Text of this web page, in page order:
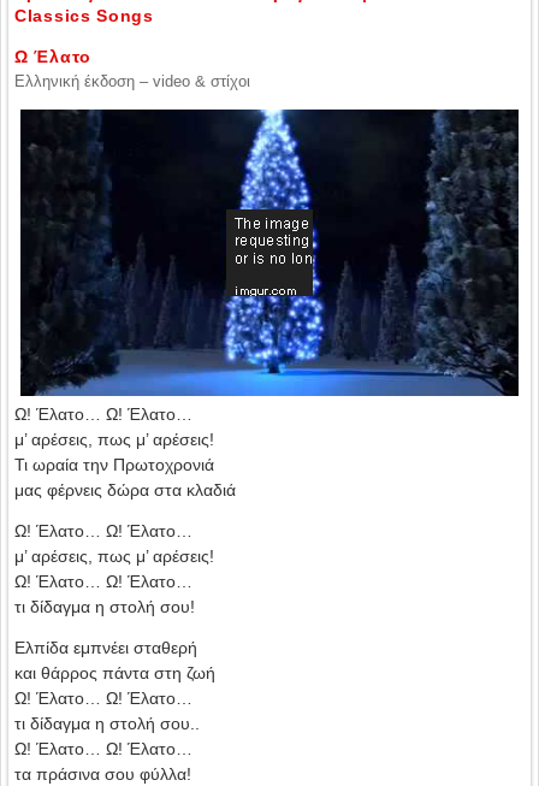
Classics Songs
Ω Έλατο
Ελληνική έκδοση – video & στίχοι
Ω! Έλατο… Ω! Έλατο…
μ’ αρέσεις, πως μ’ αρέσεις!
Τι ωραία την Πρωτοχρονιά
μας φέρνεις δώρα στα κλαδιά
Ω! Έλατο… Ω! Έλατο…
μ’ αρέσεις, πως μ’ αρέσεις!
Ω! Έλατο… Ω! Έλατο…
τι δίδαγμα η στολή σου!
Ελπίδα εμπνέει σταθερή
και θάρρος πάντα στη ζωή
Ω! Έλατο… Ω! Έλατο…
τι δίδαγμα η στολή σου..
Ω! Έλατο… Ω! Έλατο…
τα πράσινα σου φύλλα!